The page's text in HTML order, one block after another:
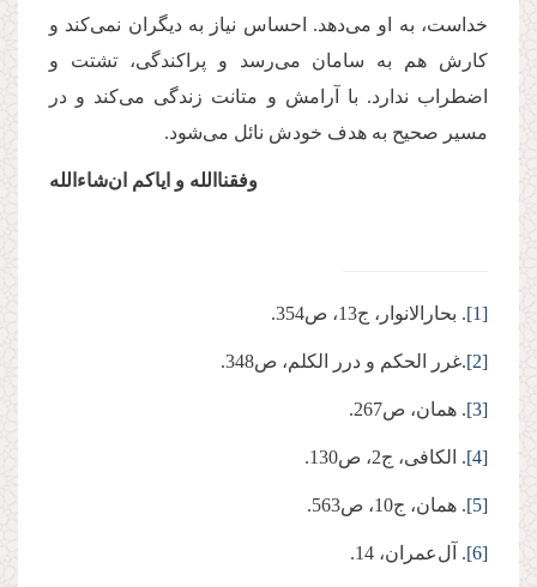
خداست، به او می‌دهد. احساس نیاز به دیگران نمی‌کند و
کارش هم به سامان می‌رسد و پراکندگی، تشتت و
اضطراب ندارد. با آرامش و متانت زندگی می‌کند و در
مسیر صحیح به هدف خودش نائل می‌شود.
وفقناالله و ایاکم ان‌شاءالله
[1]. بحارالانوار، ج13، ص354.
[2].غرر الحكم و درر الكلم، ص348.
[3]. همان،‌ ص267.
[4]. الکافی، ج2، ص130.
[5]. همان، ج10، ص563.
[6]. آل‌عمران، 14.